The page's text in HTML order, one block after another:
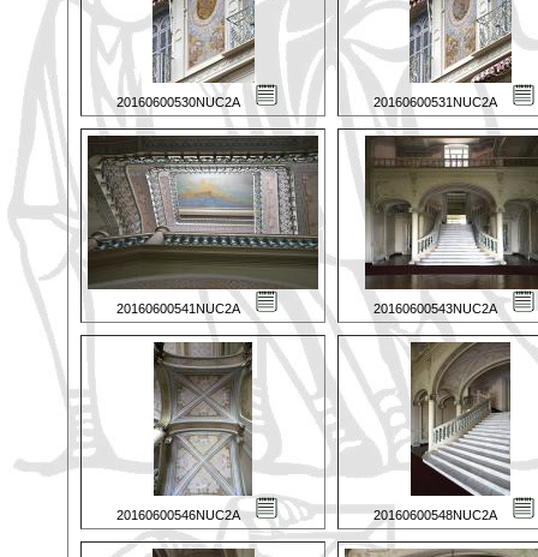
20160600530NUC2A 20160600531NUC2A
20160600541NUC2A 20160600543NUC2A
20160600546NUC2A 20160600548NUC2A